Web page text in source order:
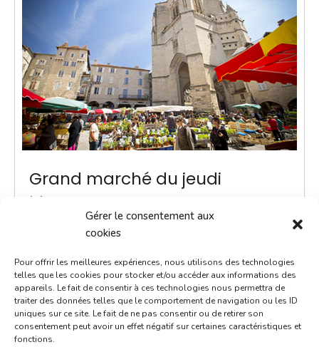
Gérer le consentement aux
cookies
Pour offrir les meilleures expériences, nous utilisons des technologies
telles que les cookies pour stocker et/ou accéder aux informations des
appareils. Le fait de consentir à ces technologies nous permettra de
traiter des données telles que le comportement de navigation ou les ID
uniques sur ce site. Le fait de ne pas consentir ou de retirer son
consentement peut avoir un effet négatif sur certaines caractéristiques et
fonctions.
Grand marché du jeudi
8h00 - 13h00
Marchés
ACTUALITÉ - Une navette Bastibus gratuite pour le
marché Chaque jeudi jusqu’à septembre, une navette